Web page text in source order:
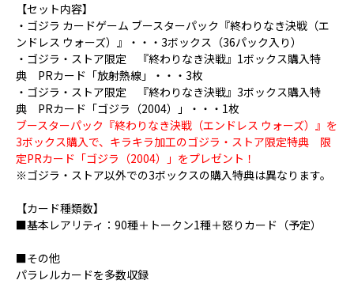
【セット内容】
・ゴジラ カードゲーム ブースターパック『終わりなき決戦（エ
ンドレス ウォーズ）』・・・3ボックス（36パック入り）
・ゴジラ・ストア限定 『終わりなき決戦』1ボックス購入特
典 PRカード「放射熱線」・・・3枚
・ゴジラ・ストア限定 『終わりなき決戦』3ボックス購入特
典 PRカード「ゴジラ（2004）」・・・1枚
ブースターパック『終わりなき決戦（エンドレス ウォーズ）』を
3ボックス購入で、キラキラ加工のゴジラ・ストア限定特典 限
定PRカード「ゴジラ（2004）」をプレゼント！
※ゴジラ・ストア以外での3ボックスの購入特典は異なります。
【カード種類数】
■基本レアリティ：90種＋トークン1種＋怒りカード（予定）
■その他
パラレルカードを多数収録